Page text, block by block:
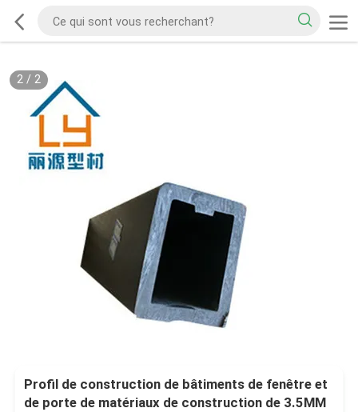
2/ 2
Profil de construction de bâtiments de fenêtre et
de porte de matériaux de construction de 3.5MM